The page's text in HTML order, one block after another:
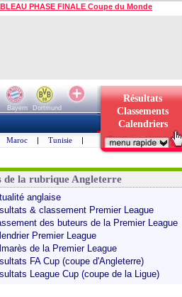
PHASE FINALE Coupe du Monde
Bayern
Dortmund
Résultats
Classements
Calendriers
Maroc | Tunisie |
de la rubrique Angleterre
anglaise
& classement Premier League
des buteurs de la Premier League
Premier League
de la Premier League
FA Cup (coupe d'Angleterre)
League Cup (coupe de la Ligue)